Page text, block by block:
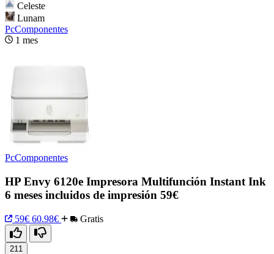
Celeste
Lunam
PcComponentes
1 mes
PcComponentes
HP Envy 6120e Impresora Multifunción Instant Ink
6 meses incluidos de impresión 59€
59€ 60.98€ Gratis
211